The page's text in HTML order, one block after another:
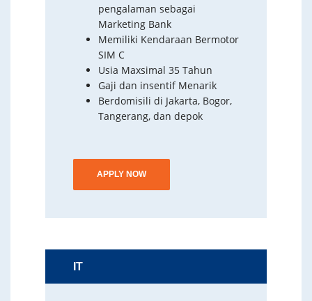
pengalaman sebagai
Marketing Bank
Memiliki Kendaraan Bermotor
SIM C
Usia Maxsimal 35 Tahun
Gaji dan insentif Menarik
Berdomisili di Jakarta, Bogor,
Tangerang, dan depok
APPLY NOW
IT